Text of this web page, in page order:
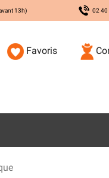
13h) 02 40
Favoris